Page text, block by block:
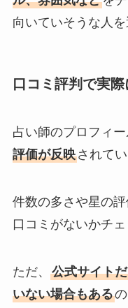
向いていそうな人を
口コミ評判で実
占い師のプロフィー
評価が反映されてい
件数の多さや星の
口コミがないかチェ
ただ、 公式サイト
いない場合もある